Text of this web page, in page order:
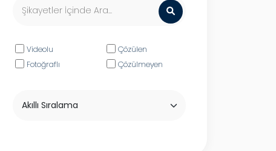
Videolu
Çözülen
Fotoğraflı
Çözülmeyen